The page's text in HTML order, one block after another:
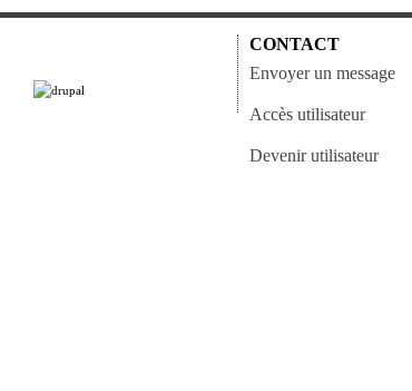
CONTACT
Envoyer un message
Accès utilisateur
Devenir utilisateur